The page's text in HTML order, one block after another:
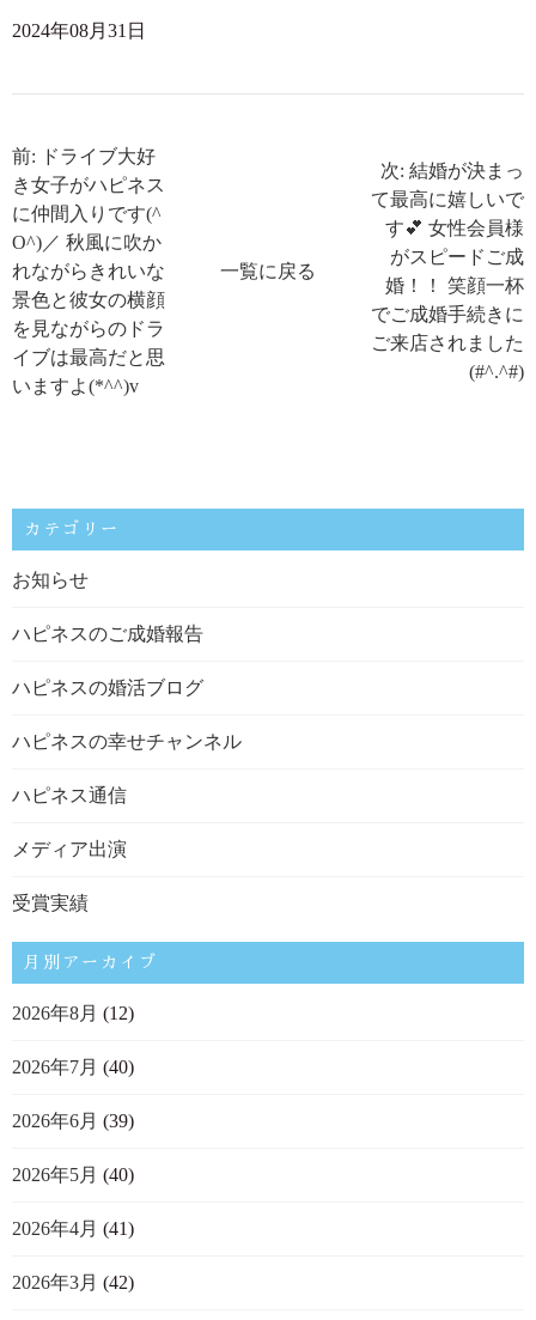
2024年08月31日
前: ドライブ大好
き女子がハピネス
に仲間入りです(^
O^)／ 秋風に吹か
れながらきれいな
景色と彼女の横顔
を見ながらのドラ
イブは最高だと思
いますよ(*^^)v
一覧に戻る
次: 結婚が決まっ
て最高に嬉しいで
す💕 女性会員様
がスピードご成
婚！！ 笑顔一杯
でご成婚手続きに
ご来店されました
(#^.^#)
カテゴリー
お知らせ
ハピネスのご成婚報告
ハピネスの婚活ブログ
ハピネスの幸せチャンネル
ハピネス通信
メディア出演
受賞実績
月別アーカイブ
2026年8月 (12)
2026年7月 (40)
2026年6月 (39)
2026年5月 (40)
2026年4月 (41)
2026年3月 (42)